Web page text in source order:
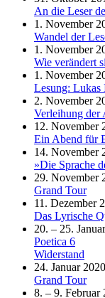
An die Leser
1. November
Wandel der
1. November
Wie verändert
1. November
Lesung: Lukas
2. November
Verleihung der
12. November
Ein Abend für
14. November
»Die Sprache
29. November
Grand Tour
11. Dezember
Das Lyrische
20. – 25.
Poetica 6
Widerstand
24. Januar 2020
Grand Tour
8. – 9. Februar